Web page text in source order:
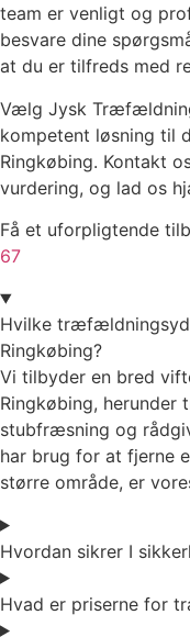
team er venligt og
besvare dine
at du er tilfreds med
Vælg Jysk
kompetent løsning til
Ringkøbing. Kontakt
vurdering, og lad os
Få et uforpligtende
67
Hvilke
Ringkøbing?
Vi tilbyder en bred
Ringkøbing,
stubfræsning og
har brug for at fjerne
større område, er
Hvordan sikrer I
Hvad er priserne for